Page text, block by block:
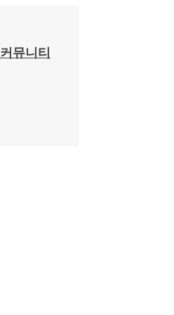
커뮤니티